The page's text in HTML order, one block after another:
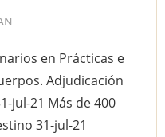
en Prácticas e
Adjudicación
jul-21 Más de 400
31-jul-21